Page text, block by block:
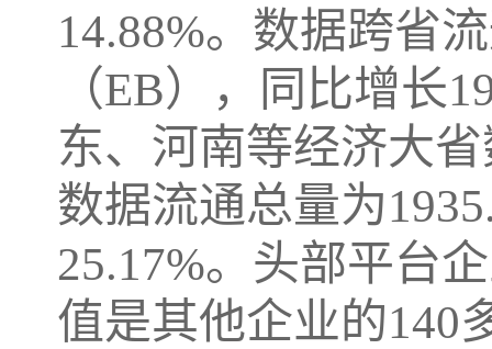
14.88%。数据跨省
（EB），同比增长
东、河南等经济大
数据流通总量为
25.17%。头部平台
值是其他企业的140